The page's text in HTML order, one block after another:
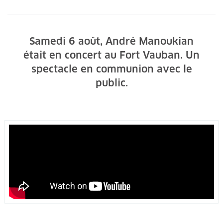
Samedi 6 août, André Manoukian
était en concert au Fort Vauban. Un
spectacle en communion avec le
public.